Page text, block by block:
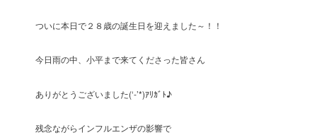
ついに本日で２８歳の誕生日を迎えました～！！
今日雨の中、小平まで来てくださった皆さん
ありがとうございました(‘-’*)ｱﾘｶﾞﾄ♪
残念ながらインフルエンザの影響で